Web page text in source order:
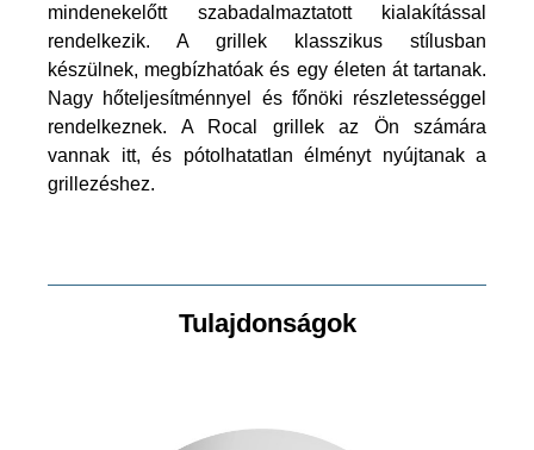
mindenekelőtt szabadalmaztatott kialakítással
rendelkezik. A grillek klasszikus stílusban
készülnek, megbízhatóak és egy életen át tartanak.
Nagy hőteljesítménnyel és főnöki részletességgel
rendelkeznek. A Rocal grillek az Ön számára
vannak itt, és pótolhatatlan élményt nyújtanak a
grillezéshez.
Tulajdonságok